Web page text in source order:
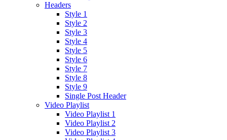
Headers
Style 1
Style 2
Style 3
Style 4
Style 5
Style 6
Style 7
Style 8
Style 9
Single Post Header
Video Playlist
Video Playlist 1
Video Playlist 2
Video Playlist 3